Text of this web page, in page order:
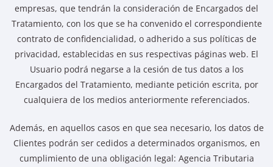
empresas, que tendrán la consideración de Encargados del
Tratamiento, con los que se ha convenido el correspondiente
contrato de confidencialidad, o adherido a sus políticas de
privacidad, establecidas en sus respectivas páginas web. El
Usuario podrá negarse a la cesión de tus datos a los
Encargados del Tratamiento, mediante petición escrita, por
cualquiera de los medios anteriormente referenciados.
Además, en aquellos casos en que sea necesario, los datos de
Clientes podrán ser cedidos a determinados organismos, en
cumplimiento de una obligación legal: Agencia Tributaria